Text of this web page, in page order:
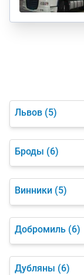
Львов (5)
Броды (6)
Винники (5)
Добромиль (6)
Дубляны (6)